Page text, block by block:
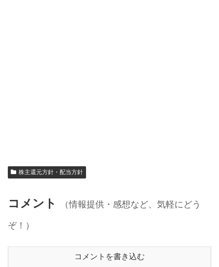
株主還元方針・配当方針
コメント
（情報提供・感想など、気軽にどう
ぞ！）
コメントを書き込む